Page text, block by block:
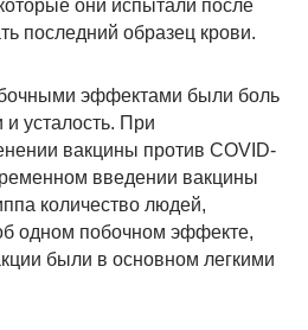
они испытали после
последний образец крови.
эффектами были боль
и усталость. При
вакцины против COVID-
введении вакцины
количество людей,
одном побочном эффекте,
были в основном легкими